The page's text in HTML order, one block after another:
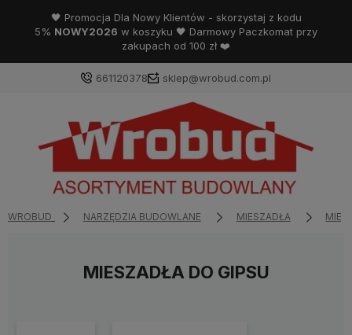
🖤 Promocja Dla Nowy Klientów - skorzystaj z kodu
5% NOWY2026 w koszyku 🖤 Darmowy Paczkomat przy
zakupach od 100 zł ❤️
661120378 sklep@wrobud.com.pl
WROBUD NARZĘDZIA BUDOWLANE MIESZADŁA
MIESZADŁA DO GIPSU